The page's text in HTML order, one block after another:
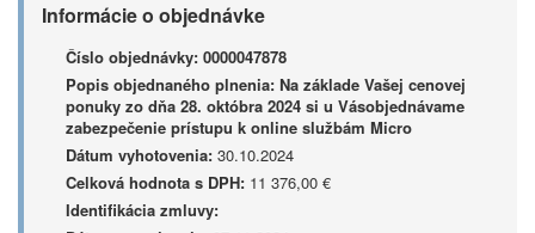
Informácie o objednávke
Číslo objednávky: 0000047878
Popis objednaného plnenia: Na základe Vašej cenovej
ponuky zo dňa 28. októbra 2024 si u Vásobjednávame
zabezpečenie prístupu k online službám Micro
Dátum vyhotovenia: 30.10.2024
Celková hodnota s DPH: 11 376,00 €
Identifikácia zmluvy: